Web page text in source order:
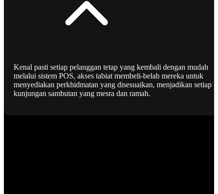
Kenal pasti setiap pelanggan tetap yang kembali dengan mudah
melalui sistem POS, akses tabiat membeli-belah mereka untuk
menyediakan perkhidmatan yang disesuaikan, menjadikan setiap
kunjungan sambutan yang mesra dan ramah.